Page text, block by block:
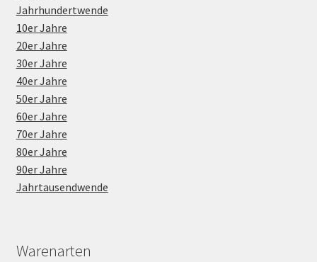
Jahrhundertwende
10er Jahre
20er Jahre
30er Jahre
40er Jahre
50er Jahre
60er Jahre
70er Jahre
80er Jahre
90er Jahre
Jahrtausendwende
Warenarten